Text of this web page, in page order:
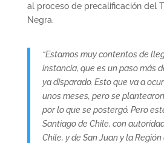
al proceso de precalificación del
Negra.
“Estamos muy contentos de
instancia, que es un paso más
ya disparado. Esto que va a
unos meses, pero se
por lo que se postergó. Pero
Santiago de Chile, con
Chile, y de San Juan y la